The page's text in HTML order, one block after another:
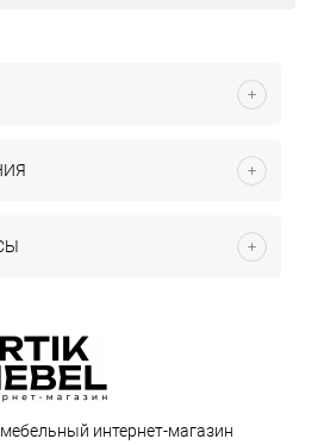
интернет-магазин